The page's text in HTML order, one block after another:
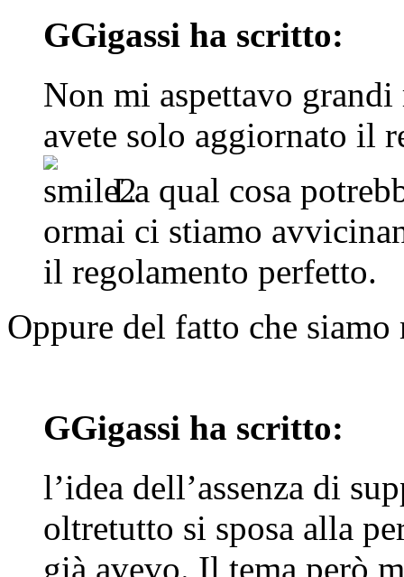
GGigassi ha scritto:
Non mi aspettavo
avete solo aggiornato il
La qual cosa
ormai ci stiamo
il regolamento perfetto.
Oppure del fatto che
GGigassi ha scritto:
l’idea dell’assenza di
oltretutto si sposa alla
già avevo. Il tema però